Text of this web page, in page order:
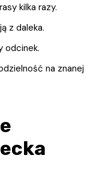
kilka razy.
z daleka.
odcinek.
na znanej